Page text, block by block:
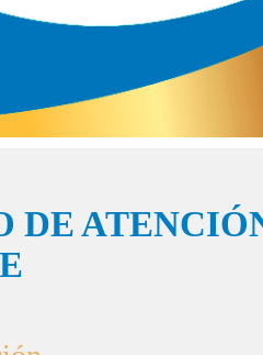
DE